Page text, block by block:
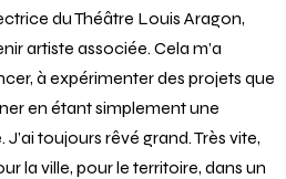
du Théâtre Louis Aragon,
artiste associée. Cela m’a
à expérimenter des projets que
en étant simplement une
toujours rêvé grand. Très vite,
la ville, pour le territoire, dans un